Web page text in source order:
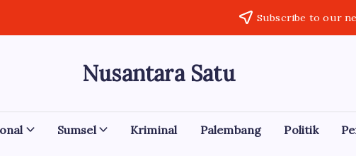
Subscribe to our
Nusantara Satu
Berita
Sumsel Kriminal Palembang Politik